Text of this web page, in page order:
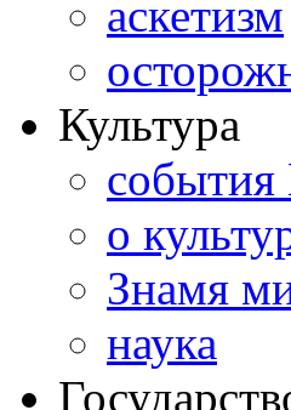
аскетизм
Культура
события
о
Знамя
наука